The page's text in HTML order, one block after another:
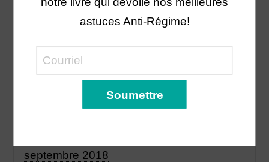
janvier 2019
septembre 2018
astuces Anti-Régime!